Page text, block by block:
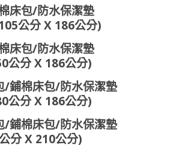
床包/防水保潔墊
公分 X 186公分)
床包/防水保潔墊
公分 X 186公分)
/鋪棉床包/防水保潔墊
公分 X 186公分)
/鋪棉床包/防水保潔墊
分 X 210公分)